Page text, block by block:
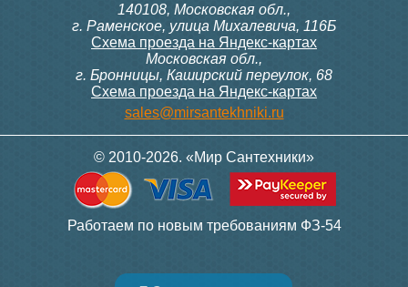
140108, Московская обл.,
г. Раменское, улица Михалевича, 116Б
Схема проезда на Яндекс-картах
Московская обл.,
г. Бронницы, Каширский переулок, 68
Схема проезда на Яндекс-картах
sales@mirsantekhniki.ru
© 2010-2026. «Мир Сантехники»
Работаем по новым требованиям ФЗ-54